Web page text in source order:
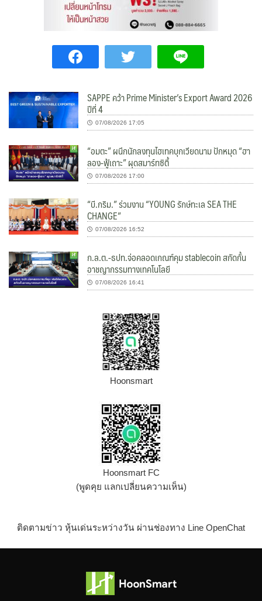
SAPPE คว้า Prime Minister’s Export Award 2026
ปีที่ 4
07/08/2026 17:05
“อมตะ” ผนึกนักลงทุนไฮเทคบุกเวียดนาม ปักหมุด “ฮา
ลอง-ฟู้เถาะ” ผุดสมาร์ทซิตี้
07/08/2026 17:00
“บี.กริม.” ร่วมงาน “YOUNG รักษ์ทะเล SEA THE
CHANGE”
07/08/2026 16:52
ก.ล.ต.-ธปท.จ่อคลอดเกณฑ์คุม stablecoin สกัดกั้น
อาชญากรรมทางเทคโนโลยี
07/08/2026 16:41
Hoonsmart
Hoonsmart FC
(พูดคุย แลกเปลี่ยนความเห็น)
ติดตามข่าว หุ้นเด่นระหว่างวัน ผ่านช่องทาง Line OpenChat